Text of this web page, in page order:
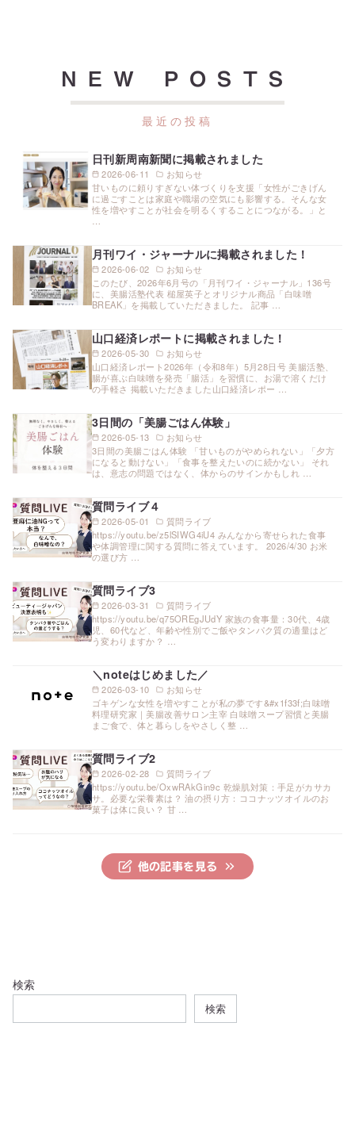
NEW POSTS
2026-06-11 お知らせ
日刊新周南新聞に掲載されました
甘いものに頼りすぎない体づくりを支援「女性がごきげん
に過ごすことは家庭や職場の空気にも影響する。そんな女
性を増やすことが社会を明るくすることにつながる。」と
2026-06-02 お知らせ
月刊ワイ・ジャーナルに掲載されました！
このたび、2026年6月号の「月刊ワイ・ジャーナル」136号
に、美腸活塾代表 槌屋英子とオリジナル商品「白味噌
BREAK」を掲載していただきました。 記事 …
2026-05-30 お知らせ
山口経済レポートに掲載されました！
山口経済レポート2026年（令和8年）5月28日号 美腸活塾、
腸が喜ぶ白味噌を発売「腸活」を習慣に、お湯で溶くだけ
の手軽さ 掲載いただきました山口経済レポー …
2026-05-13 お知らせ
3日間の「美腸ごはん体験」
3日間の美腸ごはん体験 「甘いものがやめられない」「夕方
になると動けない」「食事を整えたいのに続かない」 それ
は、意志の問題ではなく、体からのサインかもしれ …
2026-05-01 質問ライブ
質問ライブ４
https://youtu.be/z5lSIWG4iU4 みんなから寄せられた食事
や体調管理に関する質問に答えています。 2026/4/30 お米
の選び方 …
2026-03-31 質問ライブ
質問ライブ3
https://youtu.be/q75OREgJUdY 家族の食事量：30代、4歳
児、60代など、年齢や性別でご飯やタンパク質の適量はど
う変わりますか？ …
2026-03-10 お知らせ
＼noteはじめました／
ゴキゲンな女性を増やすことが私の夢です&#x1f33f;白味噌
料理研究家｜美腸改善サロン主宰 白味噌スープ習慣と美腸
まご食で、体と暮らしをやさしく整 …
2026-02-28 質問ライブ
質問ライブ2
https://youtu.be/OxwRAkGin9c 乾燥肌対策：手足がカサカ
サ。必要な栄養素は？ 油の摂り方：ココナッツオイルのお
菓子は体に良い？ 甘 …
他の記事を見る
検索
検索